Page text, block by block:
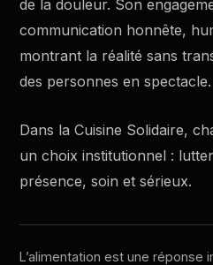
de la douleur. Son
communication honnête,
montrant la réalité sans
des personnes en spectacle.
Dans la Cuisine Solidaire,
un choix institutionnel :
présence, soin et sérieux.
L’alimentation est une réponse